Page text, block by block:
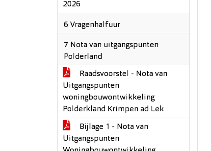
2026
6 Vragenhalfuur
7 Nota van uitgangspunten
Polderland
Raadsvoorstel - Nota van
Uitgangspunten
woningbouwontwikkeling
Polderkland Krimpen ad Lek
Bijlage 1 - Nota van
Uitgangspunten